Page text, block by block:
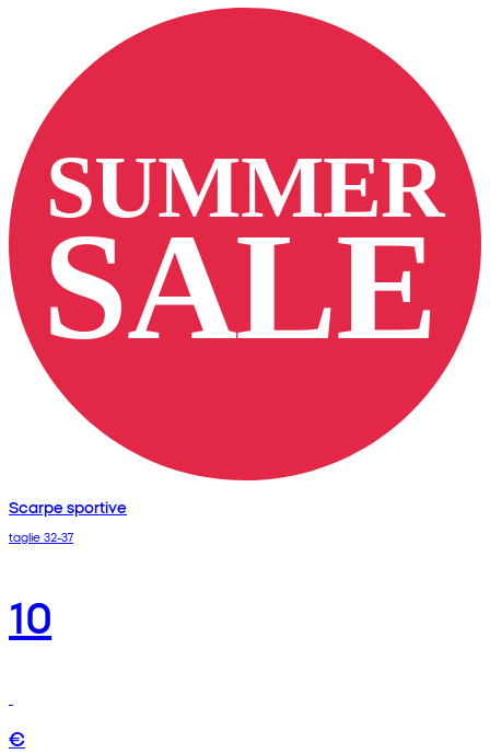
Scarpe sportive
taglie 32-37
10
€